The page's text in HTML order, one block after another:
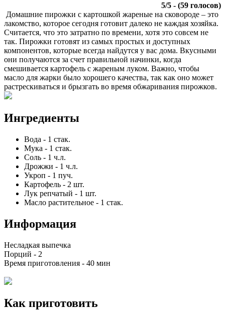
5/5 - (59 голосов)
Домашние пирожки с картошкой жареные на сковороде – это
лакомство, которое сегодня готовит далеко не каждая хозяйка.
Считается, что это затратно по времени, хотя это совсем не
так. Пирожки готовят из самых простых и доступных
компонентов, которые всегда найдутся у вас дома. Вкусными
они получаются за счет правильной начинки, когда
смешивается картофель с жареным луком. Важно, чтобы
масло для жарки было хорошего качества, так как оно может
растрескиваться и брызгать во время обжаривания пирожков.
Ингредиенты
Вода - 1 стак.
Мука - 1 стак.
Соль - 1 ч.л.
Дрожжи - 1 ч.л.
Укроп - 1 пуч.
Картофель - 2 шт.
Лук репчатый - 1 шт.
Масло растительное - 1 стак.
Информация
Несладкая выпечка
Порций - 2
Время приготовления - 40 мин
Как приготовить